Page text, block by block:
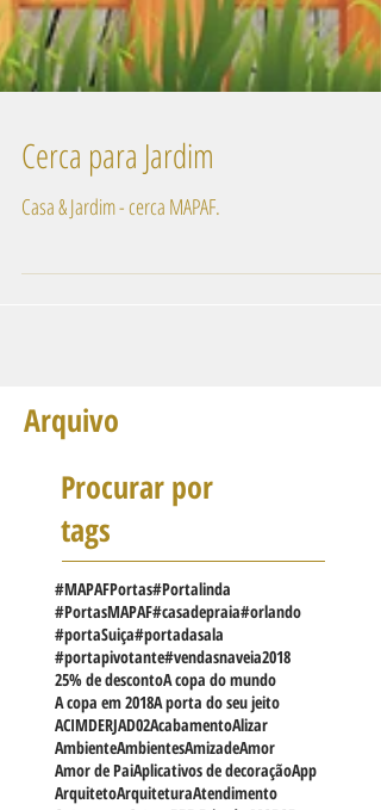
Cerca para Jardim
Arquivo
Procurar por
tags
#MAPAFPortas#Portalinda
#PortasMAPAF#casadepraia#orlando
#portaSuiça#portadasala
#portapivotante#vendasnaveia2018
25% de descontoA copa do mundo
A copa em 2018A porta do seu jeito
ACIMDERJAD02AcabamentoAlizar
AmbienteAmbientesAmizadeAmor